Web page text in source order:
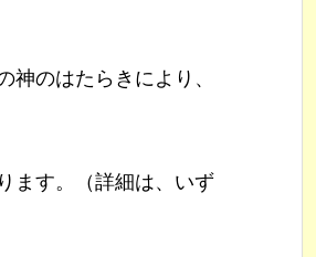
のはたらきにより、
ます。（詳細は、いず